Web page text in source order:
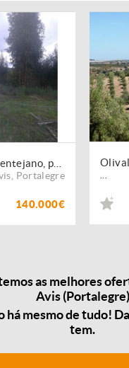
Portalegre
140.000€
as melhores
Avis (Portalegre)
há mesmo de tudo!
tem.